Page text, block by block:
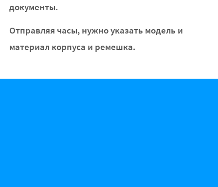
документы.
Отправляя часы, нужно указать модель и
материал корпуса и ремешка.